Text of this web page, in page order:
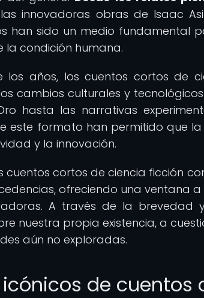
innovadoras obras de Isaac
han sido un medio fundamental
la condición humana.
años, los cuentos cortos de
cambios culturales y
hasta las narrativas
este formato han permitido que
y la innovación.
cuentos cortos de ciencia ficción
ofreciendo una ventana
A través de la brevedad
nuestra propia existencia, a
aún no exploradas.
de